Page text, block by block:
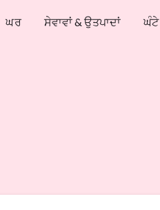
ਘਰ ਸੇਵਾਵਾਂ & ਉਤਪਾਦਾਂ ਘੰਟੇ